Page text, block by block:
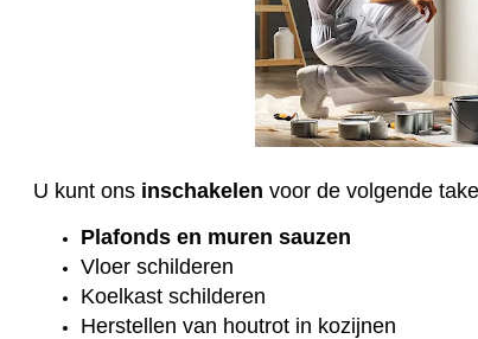
U kunt ons inschakelen voor de volgende
Plafonds en muren sauzen
Vloer schilderen
Koelkast schilderen
Herstellen van houtrot in kozijnen